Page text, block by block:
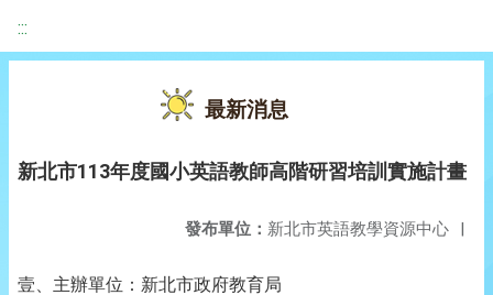
:::
最新消息
新北市113年度國小英語教師高階研習培訓實施計畫
發布單位： 新北市英語教學資源中心 |
壹、主辦單位：新北市政府教育局